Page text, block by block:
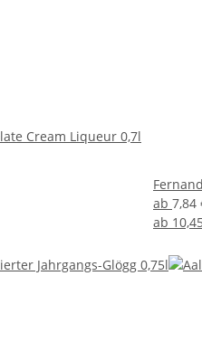
Cream Liqueur 0,7l
ab 7,84
ab